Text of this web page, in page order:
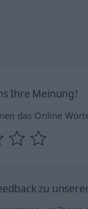
Ihre Meinung!
das Online
zu